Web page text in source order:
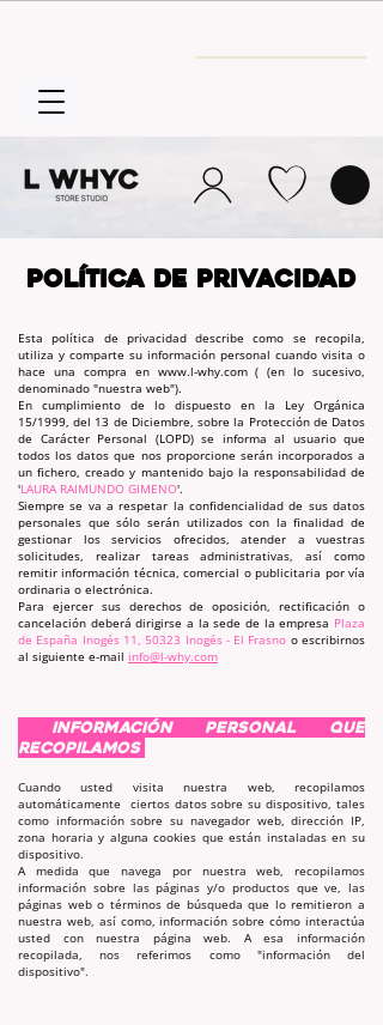
POLÍTICA DE PRIVACIDAD
Esta política de privacidad describe como se recopila,
utiliza y comparte su información personal cuando visita o
hace una compra en www.l-why.com( (en lo sucesivo,
denominado "nuestra web").
En cumplimiento de lo dispuesto en la Ley Orgánica
15/1999, del 13 de Diciembre, sobre la Protección de Datos
de Carácter Personal (LOPD) se informa al usuario que
todos los datos que nos proporcione serán incorporados a
un fichero, creado y mantenido bajo la responsabilidad de
'LAURA RAIMUNDO GIMENO'.
Siempre se va a respetar la confidencialidad de sus datos
personales que sólo serán utilizados con la finalidad de
gestionar los servicios ofrecidos, atender a vuestras
solicitudes, realizar tareas administrativas, así como
remitir información técnica, comercial o publicitaria por vía
ordinaria o electrónica.
Para ejercer sus derechos de oposición, rectificación o
cancelación deberá dirigirse a la sede de la empresa Plaza
de España Inogés 11, 50323 Inogés - El Frasno o escribirnos
al siguiente e-mail info@l-why.com
INFORMACIÓN PERSONAL QUE
RECOPILAMOS
Cuando usted visita nuestra web, recopilamos
automáticamente ciertos datos sobre su dispositivo, tales
como información sobre su navegador web, dirección IP,
zona horaria y alguna cookies que están instaladas en su
dispositivo.​
A medida que navega por nuestra web, recopilamos
información sobre las páginas y/o productos que ve, las
páginas web o términos de búsqueda que lo remitieron a
nuestra web, así como, información sobre cómo interactúa
usted con nuestra página web. A esa información
recopilada, nos referimos como "información del
dispositivo".